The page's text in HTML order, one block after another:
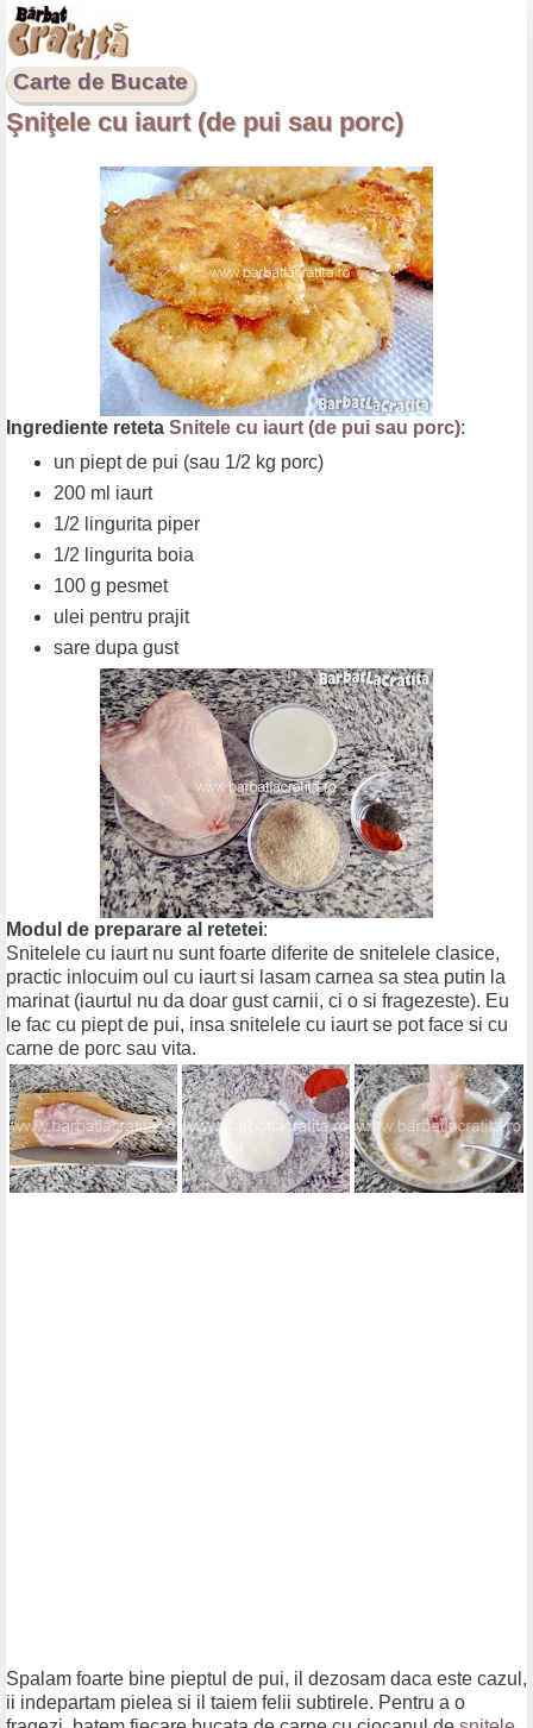
Carte de Bucate
Şniţele cu iaurt (de pui sau porc)
Ingrediente reteta Snitele cu iaurt (de pui sau porc):
un piept de pui (sau 1/2 kg porc)
200 ml iaurt
1/2 lingurita piper
1/2 lingurita boia
100 g pesmet
ulei pentru prajit
sare dupa gust
Modul de preparare al retetei:
Snitelele cu iaurt nu sunt foarte diferite de snitelele clasice,
practic inlocuim oul cu iaurt si lasam carnea sa stea putin la
marinat (iaurtul nu da doar gust carnii, ci o si fragezeste). Eu
le fac cu piept de pui, insa snitelele cu iaurt se pot face si cu
carne de porc sau vita.
Spalam foarte bine pieptul de pui, il dezosam daca este cazul,
ii indepartam pielea si il taiem felii subtirele. Pentru a o